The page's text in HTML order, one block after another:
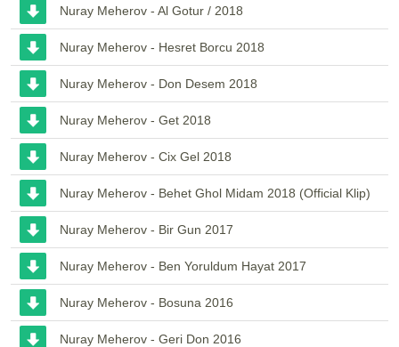
Nuray Meherov - Al Gotur / 2018
Nuray Meherov - Hesret Borcu 2018
Nuray Meherov - Don Desem 2018
Nuray Meherov - Get 2018
Nuray Meherov - Cix Gel 2018
Nuray Meherov - Behet Ghol Midam 2018 (Official Klip)
Nuray Meherov - Bir Gun 2017
Nuray Meherov - Ben Yoruldum Hayat 2017
Nuray Meherov - Bosuna 2016
Nuray Meherov - Geri Don 2016